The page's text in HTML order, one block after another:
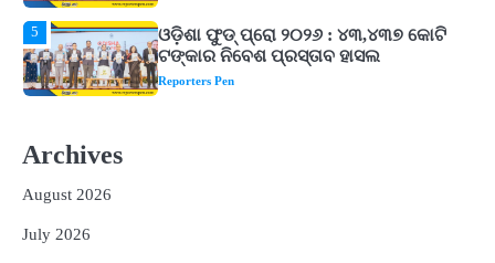
1
ଘରର ବାସ୍ତୁଦୋଷ ଦୂର କରିବ ଲିଲି ଫୁଲ!
Reporters Pen
Archives
August 2026
July 2026